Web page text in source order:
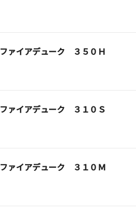
ファイアデューク ３５０Ｈ
ファイアデューク ３１０Ｓ
ファイアデューク ３１０Ｍ